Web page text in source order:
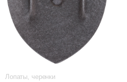
Лопаты, черенки